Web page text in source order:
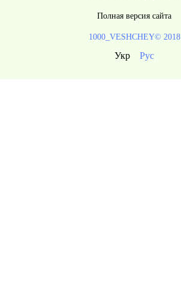
Полная версия сайта
1000_VESHCHEY© 2018
Укр Рус